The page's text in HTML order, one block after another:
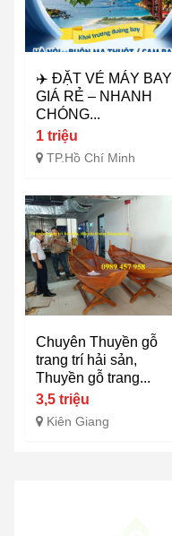
✈️ ĐẶT VÉ MÁY BAY
GIÁ RẺ – NHANH
CHÓNG...
1 triệu
TP.Hồ Chí Minh
Chuyên Thuyền gỗ
trang trí hải sản,
Thuyền gỗ trang...
3,5 triệu
Kiên Giang